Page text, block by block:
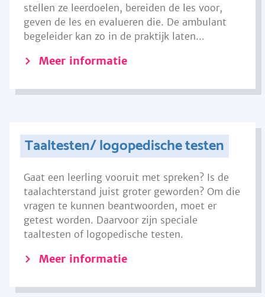
stellen ze leerdoelen, bereiden de les voor,
geven de les en evalueren die. De ambulant
begeleider kan zo in de praktijk laten...
Meer informatie
Taaltesten/ logopedische testen
Gaat een leerling vooruit met spreken? Is de
taalachterstand juist groter geworden? Om die
vragen te kunnen beantwoorden, moet er
getest worden. Daarvoor zijn speciale
taaltesten of logopedische testen.
Meer informatie